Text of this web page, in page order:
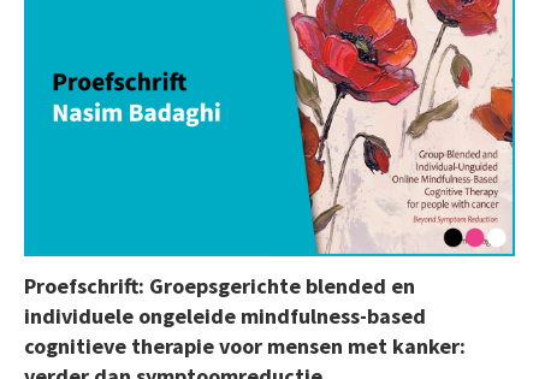
Proefschrift: Groepsgerichte blended en
individuele ongeleide mindfulness-based
cognitieve therapie voor mensen met kanker: